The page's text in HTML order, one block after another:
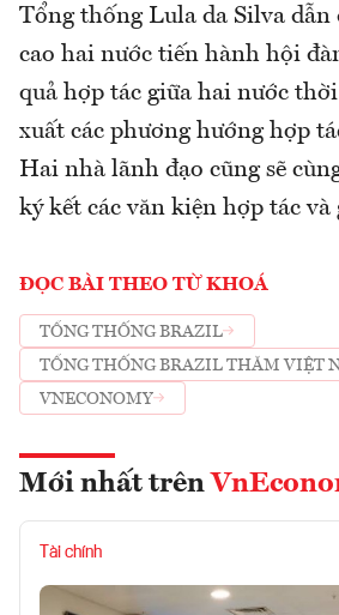
Tổng thống Lula da Silva dẫn
cao hai nước tiến hành hội
quả hợp tác giữa hai nước
xuất các phương hướng hợp
Hai nhà lãnh đạo cũng sẽ
ký kết các văn kiện hợp tác và
ĐỌC BÀI THEO TỪ KHOÁ
TỔNG THỐNG BRAZIL
TỔNG THỐNG BRAZIL THĂM VIỆT
VNECONOMY
Mới nhất trên
Tài chính